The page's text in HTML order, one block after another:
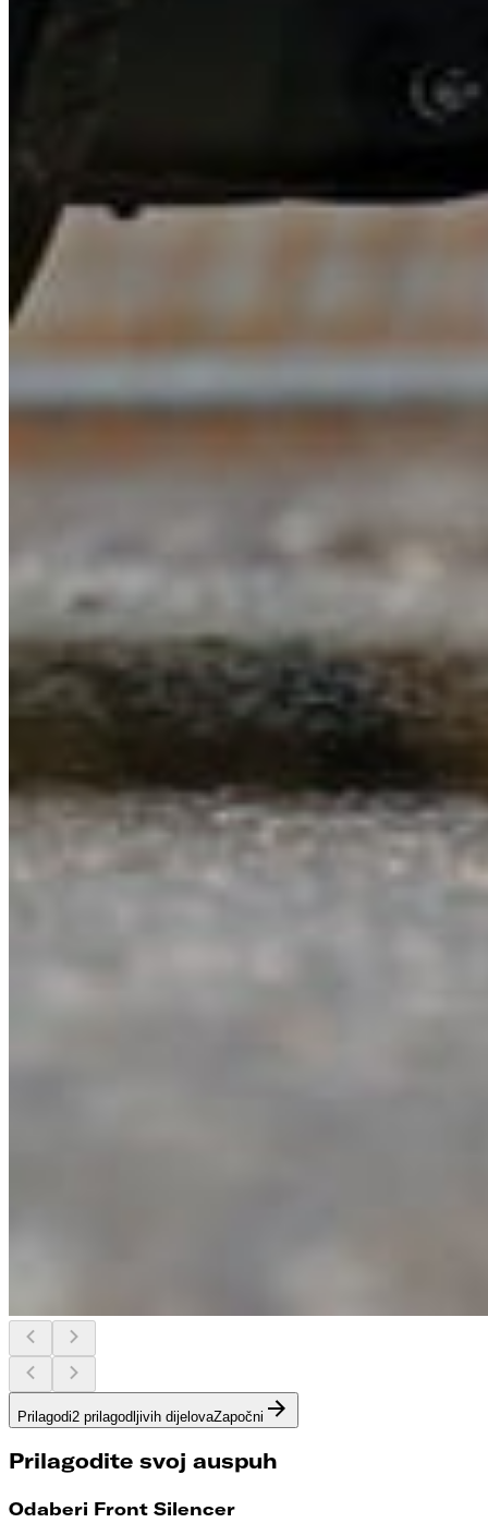
Prilagodi2 prilagodljivih dijelovaZapočni
Prilagodite svoj auspuh
Odaberi Front Silencer